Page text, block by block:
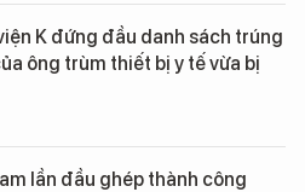
K đứng đầu danh sách trúng
ông trùm thiết bị y tế vừa bị
lần đầu ghép thành công